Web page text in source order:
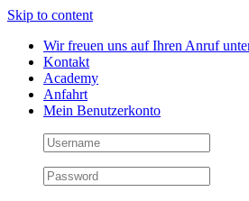
Skip to content
Wir freuen uns auf Ihren Anruf
Kontakt
Academy
Anfahrt
Mein Benutzerkonto